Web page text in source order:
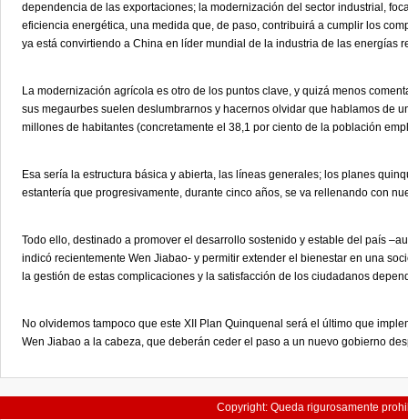
dependencia de las exportaciones; la modernización del sector industrial,
eficiencia energética, una medida que, de paso, contribuirá a cumplir los
ya está convirtiendo a China en líder mundial de la industria de las energías
La modernización agrícola es otro de los puntos clave, y quizá menos
sus megaurbes suelen deslumbrarnos y hacernos olvidar que hablamos de
millones de habitantes (concretamente el 38,1 por ciento de la población
Esa sería la estructura básica y abierta, las líneas generales; los planes
estantería que progresivamente, durante cinco años, se va rellenando con
Todo ello, destinado a promover el desarrollo sostenido y estable del país
indicó recientemente Wen Jiabao- y permitir extender el bienestar en una
la gestión de estas complicaciones y la satisfacción de los ciudadanos
No olvidemos tampoco que este XII Plan Quinquenal será el último que
Wen Jiabao a la cabeza, que deberán ceder el paso a un nuevo gobierno
Copyright: Queda rigurosamente